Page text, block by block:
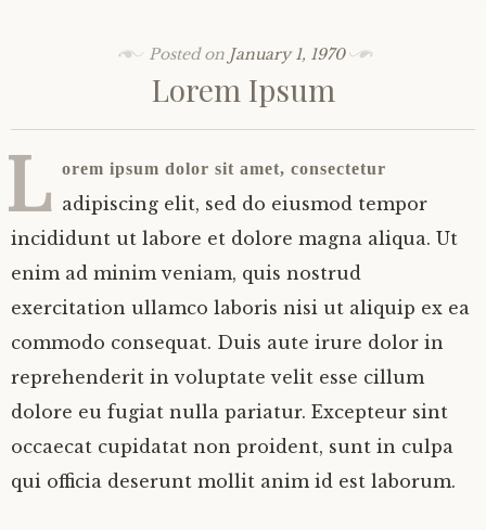
Posted on January 1, 1970
Lorem Ipsum
L orem ipsum dolor sit amet, consectetur
adipiscing elit, sed do eiusmod tempor
incididunt ut labore et dolore magna aliqua. Ut
enim ad minim veniam, quis nostrud
exercitation ullamco laboris nisi ut aliquip ex ea
commodo consequat. Duis aute irure dolor in
reprehenderit in voluptate velit esse cillum
dolore eu fugiat nulla pariatur. Excepteur sint
occaecat cupidatat non proident, sunt in culpa
qui officia deserunt mollit anim id est laborum.